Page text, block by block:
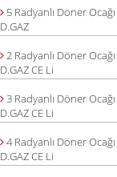
5 Radyanlı Döner Ocağı
D.GAZ
2 Radyanlı Döner Ocağı
D.GAZ CE Li
3 Radyanlı Döner Ocağı
D.GAZ CE Li
4 Radyanlı Döner Ocağı
D.GAZ CE Li